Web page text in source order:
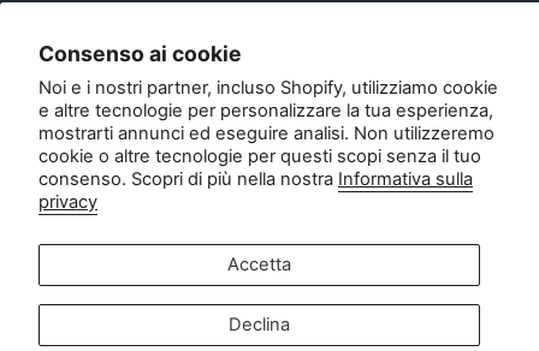
Consenso ai cookie
Noi e i nostri partner, incluso Shopify, utilizziamo cookie
e altre tecnologie per personalizzare la tua esperienza,
mostrarti annunci ed eseguire analisi. Non utilizzeremo
cookie o altre tecnologie per questi scopi senza il tuo
consenso. Scopri di più nella nostra Informativa sulla
privacy
Accetta
Declina
Contatto
Servizio clienti:
info@zipsterbaby.com
Diventa social con noi